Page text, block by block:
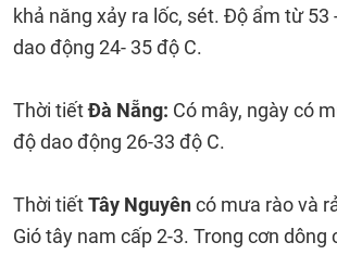
khả năng xảy ra lốc, sét. Độ ẩm từ 53
dao động 24- 35 độ C.
Thời tiếtĐà Nẵng: Có mây, ngày có
độ dao động 26-33 độ C.
Thời tiếtTây Nguyêncó mưa rào và
Gió tây nam cấp 2-3. Trong cơn dông